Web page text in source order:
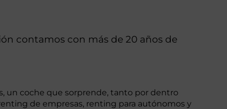
contamos con más de 20 años de
un coche que sorprende, tanto por dentro
de empresas, renting para autónomos y